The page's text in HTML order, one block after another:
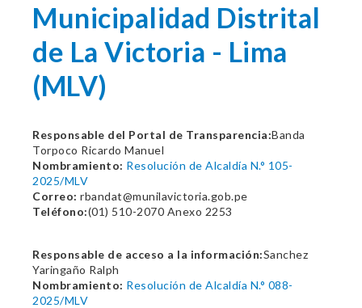
Municipalidad Distrital
de La Victoria - Lima
(MLV)
Responsable del Portal de Transparencia:Banda
Torpoco Ricardo Manuel
Nombramiento: Resolución de Alcaldía N.° 105-
2025/MLV
Correo: rbandat@munilavictoria.gob.pe
Teléfono:(01) 510-2070 Anexo 2253
Responsable de acceso a la información:Sanchez
Yaringaño Ralph
Nombramiento: Resolución de Alcaldía N.° 088-
2025/MLV